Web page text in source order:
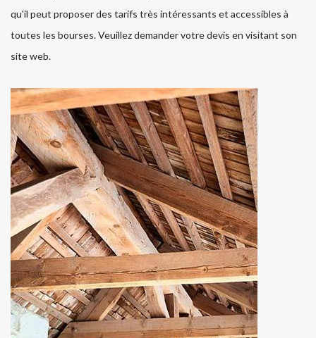
qu'il peut proposer des tarifs très intéressants et accessibles à
toutes les bourses. Veuillez demander votre devis en visitant son
site web.